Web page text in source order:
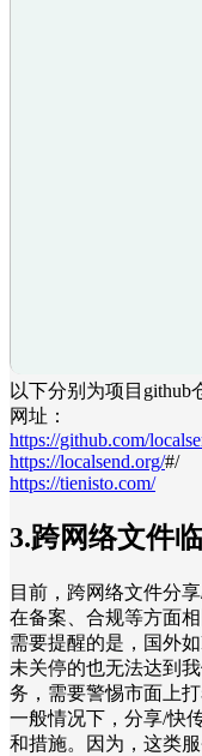
以下分别为项目github
网址：
https://github.com/
https://localsend.org/#/
https://tienisto.com/
3.跨网络文件
目前，跨网络文件分
在备案、合规等方面
需要提醒的是，国外如
未关停的也无法达到
务，需要警惕市面上
一般情况下，分享/快
和措施。因为，这类